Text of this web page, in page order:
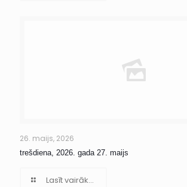
26. maijs, 2026
trešdiena, 2026. gada 27. maijs
Lasīt vairāk...